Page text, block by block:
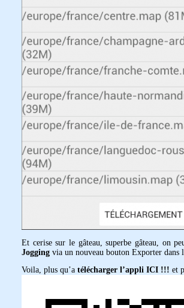
Et cerise sur le gâteau, superbe gâteau, on
Jogging via un nouveau bouton Exporter
Voila, plus qu’atélécharger l’appli ICI !!! et